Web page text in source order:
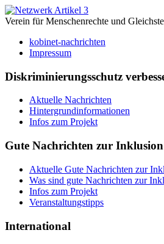
Verein für Menschenrechte und
kobinet-nachrichten
Impressum
Diskriminierungsschutz
Aktuelle Nachrichten
Hintergrundinformationen
Infos zum Projekt
Gute Nachrichten zur Inklusion
Aktuelle Gute Nachrichten zur
Was sind gute Nachrichten zur
Infos zum Projekt
Veranstaltungstipps
International